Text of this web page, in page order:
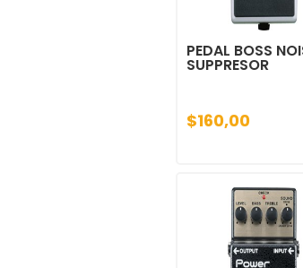
PEDAL BOSS
SUPPRESOR
$160,00